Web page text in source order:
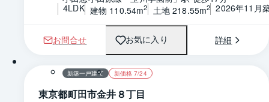
4LDK 建物 110.54m2 土地 218.55m2 2026年11月
お問合せ お気に入り 詳細
1 / 0 間取り
新築一戸建て 新価格 7/24
東京都町田市金井８丁目